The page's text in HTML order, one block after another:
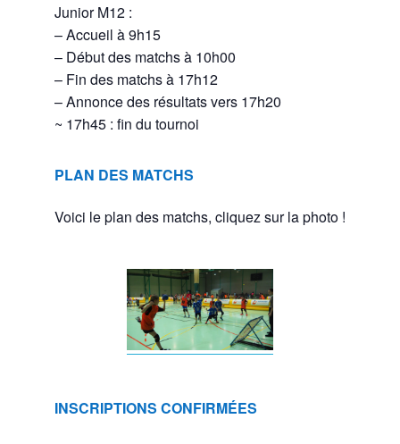
Junior M12 :
– Accueil à 9h15
– Début des matchs à 10h00
– Fin des matchs à 17h12
– Annonce des résultats vers 17h20
~ 17h45 : fin du tournoi
PLAN DES MATCHS
Voici le plan des matchs, cliquez sur la photo !
INSCRIPTIONS CONFIRMÉES